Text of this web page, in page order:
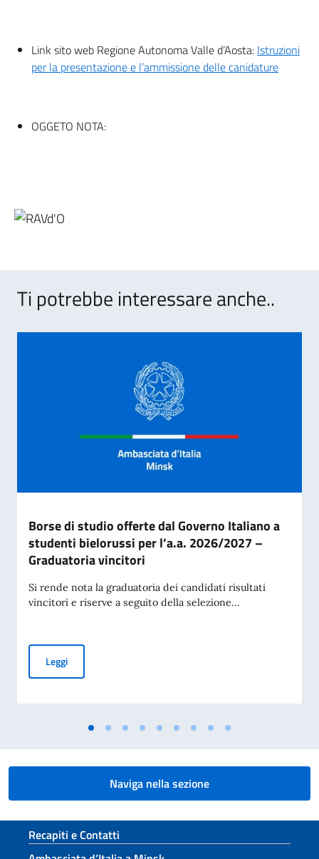
Link sito web Regione Autonoma Valle d’Aosta: Istruzioni
per la presentazione e l’ammissione delle canidature
OGGETO NOTA:
Ti potrebbe interessare anche..
Borse di studio offerte dal Governo Italiano a
studenti bielorussi per l’a.a. 2026/2027 –
Graduatoria vincitori
Si rende nota la graduatoria dei candidati risultati
vincitori e riserve a seguito della selezione...
LeggiBorse di studio offerte dal Governo Italiano a studenti
Naviga nella sezione
Sezione footer
Recapiti e Contatti